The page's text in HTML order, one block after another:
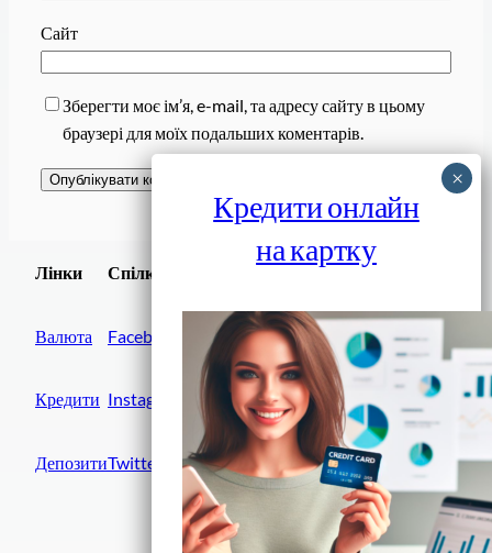
Сайт
Зберегти моє ім’я, e-mail, та адресу сайту в цьому
браузері для моїх подальших коментарів.
Лінки
Валюта
Кредити
Депозити
Спілки
Facebook
Instagram
Twitter
Завантажити
Фінанси IN UA
Кредити онлайн
на картку